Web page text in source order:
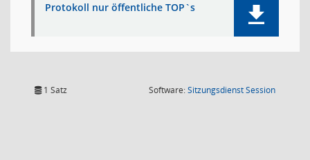
Protokoll nur öffentliche TOP`s
1 Satz Software:SitzungsdienstSession(Wird in